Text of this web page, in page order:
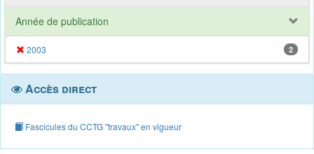
Année de publication
2003 2
Accès direct
Fascicules du CCTG "travaux" en vigueur